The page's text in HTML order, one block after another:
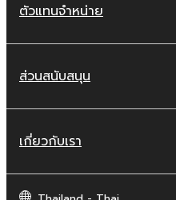
ตัวแทนจำหน่าย
ส่วนสนับสนุน
เกี่ยวกับเรา